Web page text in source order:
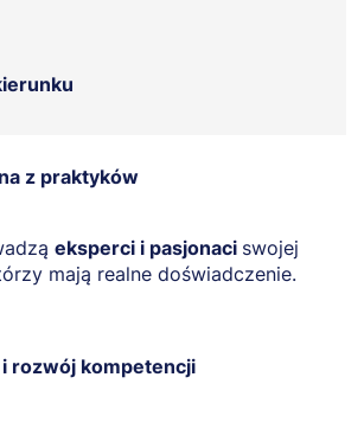
z praktyków
eksperci i pasjonaci swojej
mają realne doświadczenie.
rozwój kompetencji